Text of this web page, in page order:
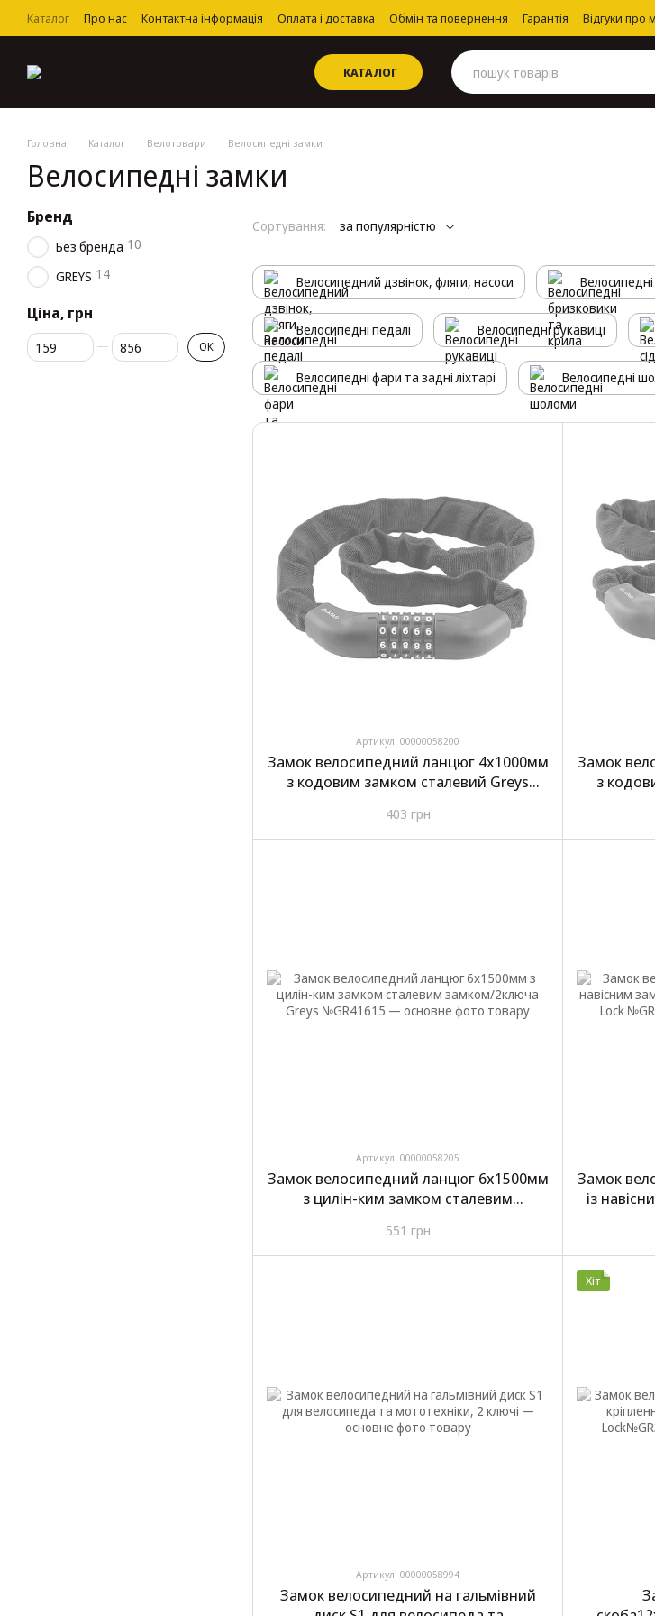
Перейти до основного контенту
Каталог Про нас Контактна інформація Оплата і доставка Обмін та повернення Гарантія Відгуки про
Угода користувача
КАТАЛОГ
Головна Каталог Велотовари Велосипедні замки
Велосипедні замки
Сортування: за популярністю
Велосипедний дзвінок, фляги, насоси
Велосипедні педалі Велосипедні рукавиці
Велосипедні фари та задні ліхтарі Велосипедні
Артикул: 00000058200
Замок велосипедний ланцюг 4х1000мм
з кодовим замком сталевий Greys
403 грн
Замок
з
Артикул: 00000058205
Замок велосипедний ланцюг 6х1500мм
з цилін-ким замком сталевим
551 грн
Замок
із
Артикул: 00000058994
Замок велосипедний на гальмівний
Хіт
Бренд
Без бренда 10
GREYS 14
Ціна, грн
Від Ціна, грн
До Ціна, грн ОК